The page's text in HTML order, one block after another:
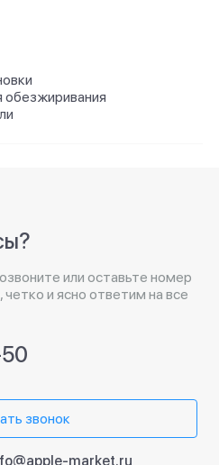
обезжиривания
или оставьте номер
и ясно ответим на все
звонок
market.ru